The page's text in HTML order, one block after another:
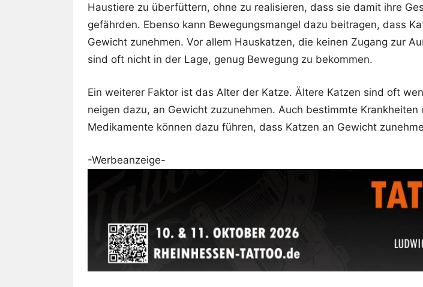
Haustiere zu überfüttern, ohne zu realisieren, dass sie damit ihre
gefährden. Ebenso kann Bewegungsmangel dazu beitragen, dass
Gewicht zunehmen. Vor allem Hauskatzen, die keinen Zugang zur
sind oft nicht in der Lage, genug Bewegung zu bekommen.
Ein weiterer Faktor ist das Alter der Katze. Ältere Katzen sind oft
neigen dazu, an Gewicht zuzunehmen. Auch bestimmte Krankheiten
Medikamente können dazu führen, dass Katzen an Gewicht
-Werbeanzeige-